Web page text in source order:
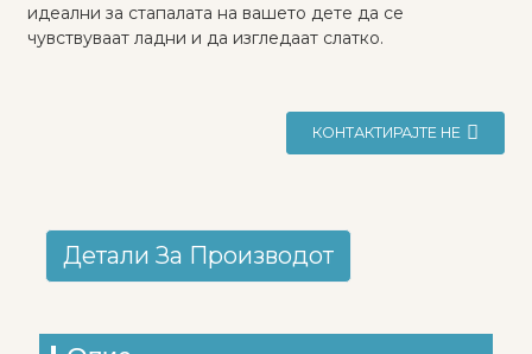
идеални за стапалата на вашето дете да се
чувствуваат ладни и да изгледаат слатко.
КОНТАКТИРАЈТЕ НЕ
Детали За Производот